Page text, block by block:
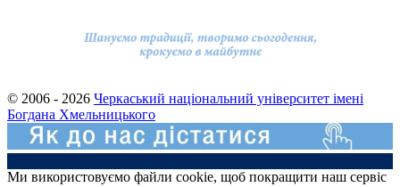
© 2006 - 2026 Черкаський національний університет імені
Богдана Хмельницького
Ми використовуємо файли cookie, щоб покращити наш сервіс